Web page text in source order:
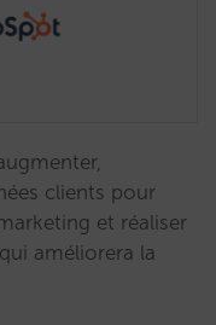
clients pour
et réaliser
améliorera la